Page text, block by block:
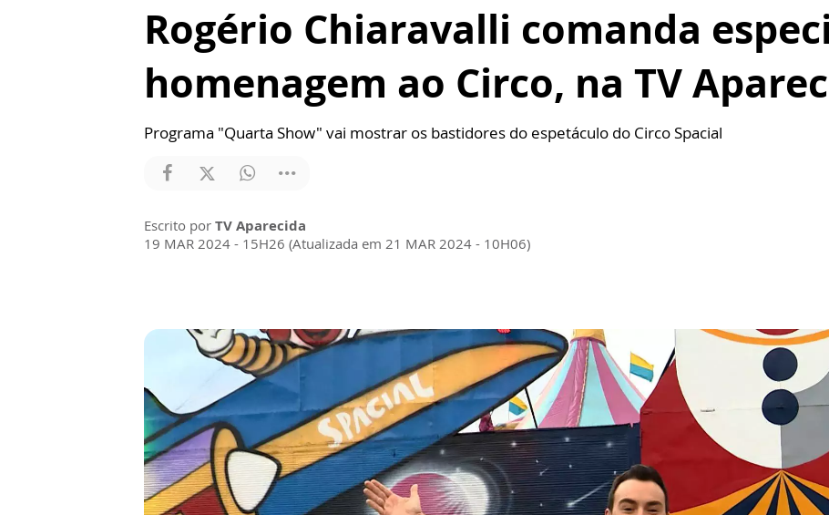
Rogério Chiaravalli comanda
homenagem ao Circo, na TV
Programa "Quarta Show" vai mostrar os bastidores do espetáculo do Circo Spacial
Escrito por TV Aparecida
19 MAR 2024 - 15H26 (Atualizada em 21 MAR 2024 - 10H06)